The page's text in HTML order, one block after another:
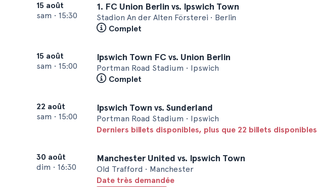
15 août
sam • 15:30
1. FC Union Berlin vs. Ipswich Town
Stadion An der Alten Försterei • Berlin
Complet
15 août
sam • 15:00
Ipswich Town FC vs. Union Berlin
Portman Road Stadium • Ipswich
Complet
22 août
sam • 15:00
Ipswich Town vs. Sunderland
Portman Road Stadium • Ipswich
Derniers billets disponibles, plus que 22 billets disponibles
30 août
dim • 16:30
Manchester United vs. Ipswich Town
Old Trafford • Manchester
Date très demandée